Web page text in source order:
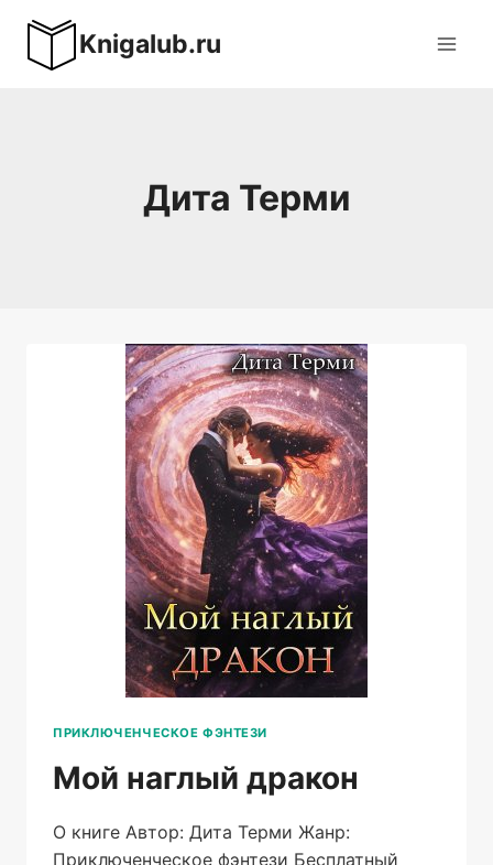
содержимому
Knigalub.ru
Дита Терми
ПРИКЛЮЧЕНЧЕСКОЕ ФЭНТЕЗИ
Мой наглый дракон
О книге Автор: Дита Терми Жанр:
Приключенческое фэнтези Бесплатный